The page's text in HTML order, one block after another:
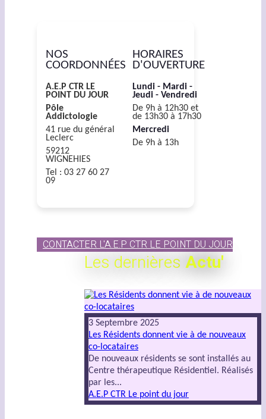
NOS
COORDONNÉES
A.E.P CTR LE
POINT DU JOUR
Pôle
Addictologie
41 rue du général
Leclerc
59212
WIGNEHIES
Tel : 03 27 60 27
09
HORAIRES
D'OUVERTURE
Lundi - Mardi -
Jeudi - Vendredi
De 9h à 12h30 et
de 13h30 à 17h30
Mercredi
De 9h à 13h
CONTACTER L'A.E.P CTR LE POINT DU JOUR
Les dernières Actu'
3 Septembre 2025
Les Résidents donnent vie à de nouveaux
co-locataires
De nouveaux résidents se sont installés au
Centre thérapeutique Résidentiel. Réalisés
par les...
A.E.P CTR Le point du jour